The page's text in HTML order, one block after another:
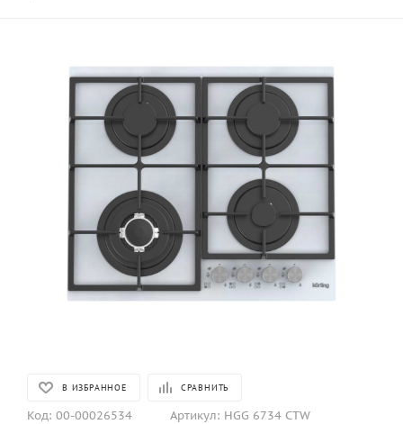
В ИЗБРАННОЕ СРАВНИТЬ
Код: 00-00026534 Артикул: HGG 6734 CTW